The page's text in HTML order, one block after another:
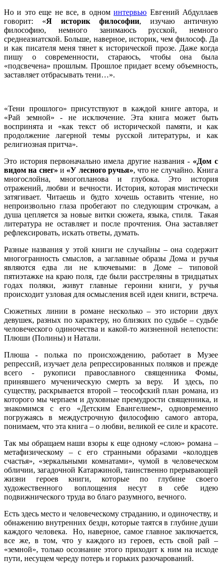
Но и это еще не все, в одноминтервью Евгений Абдуллаев
говорит: «Я историк философии, изучаю античную
философию, немного занимаюсь русской, немного
среднеазиатской. Больше, наверное, историк, чем философ. Да
и как писателя меня тянет к исторической прозе. Даже когда
пишу о современности, стараюсь, чтобы она была
«подсвечена» прошлым. Прошлое придает всему объемность,
заставляет отбрасывать тени…».
«Тени прошлого» присутствуют в каждой книге автора, и
«Рай земной» - не исключение. Эта книга может быть
воспринята и «как текст об исторической памяти, и как
продолжение лагерной темы русской литературы, и как
религиозная притча».
Это история первоначально имела другие названия - «Дом с
видом на снег» и «У лесного ручья», что не случайно. Книга
многослойна, многопланова и глубока. Это история
отражений, любви и вечности. История, которая мистически
затягивает. Читаешь и будто хочешь оставить чтение, но
непроизвольно глаза пробегают по следующим строчкам, а
душа цепляется за новые витки сюжета, языка, стиля. Такая
литература не оставляет и после прочтения. Она заставляет
рефлексировать, искать ответы, думать.
Разные названия у этой книги не случайны – она содержит
многогранность смыслов, а заглавные образы Дома и ручья
являются едва ли не ключевыми: в Доме – типовой
пятиэтажке на краю поля, где были расстреляны в тридцатых
годах поляки, живут главные героини книги, у ручья
происходит узловая для осмысления всей идеи книги, встреча.
Сюжетных линии в романе несколько – это истории двух
девушек, разных по характеру, но близких по судьбе – судьбе
человеческого одиночества и какой-то жизненной нелепости:
Плюши (Полины) и Натали.
Плюша - полька по происхождению, работает в Музее
репрессий, изучает дела репрессированных поляков и прежде
всего - рукописи православного священника Фомы,
принявшего мученическую смерть за веру. И здесь, по
существу, раскрывается второй – теософский план романа, из
которого мы черпаем и духовные премудрости священника, и
знакомимся с его «Детским Евангелием», одновременно
погружаясь в междустрочную философию самого автора,
понимаем, что эта книга – о любви, великой ее силе и красоте.
Так мы обращаем наши взоры к еще одному «слою» романа –
метафизическому – с его странными образами «колодцев
счастья», «зеркальными комнатами», чумой в человеческом
обличии, загадочной Катаржиной, таинственно прерывающей
жизни героев книги, которые по глубине своего
художественного воплощения несут в себе идею
подвижнического труда во благо разумного, вечного.
Есть здесь место и человеческому страданию, и одиночеству, и
обнажению внутренних бездн, которые таятся в глубине души
каждого человека. Но, наверное, самое главное заключается,
все же, в том, что у каждого из героев, есть свой рай –
«земной», только осознание этого приходит к ним на исходе
пути, несущем череду потерь и горьких разочарований.